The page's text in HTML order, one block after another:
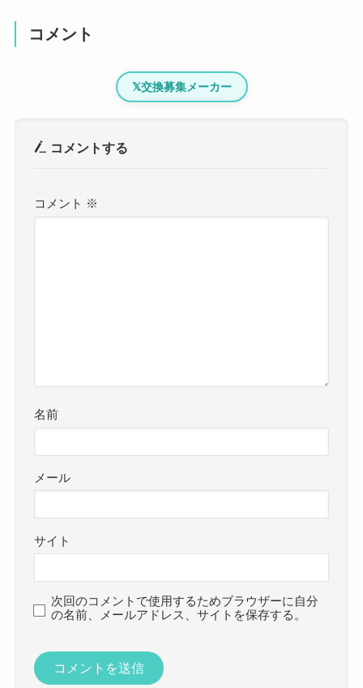
コメント
𝕏交換募集メーカー
コメントする
コメント ※
名前
メール
サイト
次回のコメントで使用するためブラウザーに自分
の名前、メールアドレス、サイトを保存する。